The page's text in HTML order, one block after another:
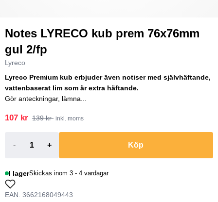
Notes LYRECO kub prem 76x76mm
gul 2/fp
Lyreco
Lyreco Premium kub erbjuder även notiser med självhäftande,
vattenbaserat lim som är extra häftande.
Gör anteckningar, lämna...
107 kr 139 kr inkl. moms
- + Köp
I lagerSkickas inom 3 - 4 vardagar
EAN: 3662168049443